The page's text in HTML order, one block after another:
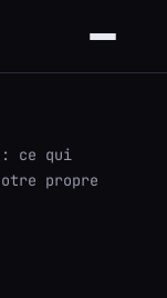
: ce qui
propre